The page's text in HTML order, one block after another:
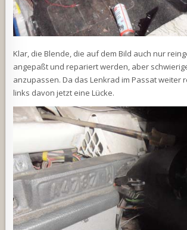
Klar, die Blende, die auf dem Bild auch nur
angepaßt und repariert werden, aber
anzupassen. Da das Lenkrad im Passat weiter
links davon jetzt eine Lücke.